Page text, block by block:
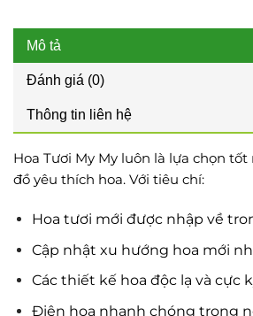
Mô tả
Đánh giá (0)
Thông tin liên hệ
Hoa Tươi My My luôn là lựa chọn
đồ yêu thích hoa. Với tiêu chí:
Hoa tươi mới được nhập về
Cập nhật xu hướng hoa mới
Các thiết kế hoa độc lạ và cực
Điện hoa nhanh chóng trong